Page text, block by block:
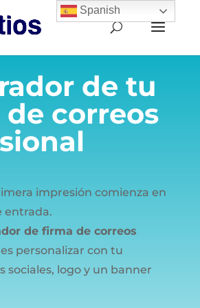
de tu
correos
impresión comienza en
entrada.
de firma de correos
personalizar con tu
sociales, logo y un banner
Spanish